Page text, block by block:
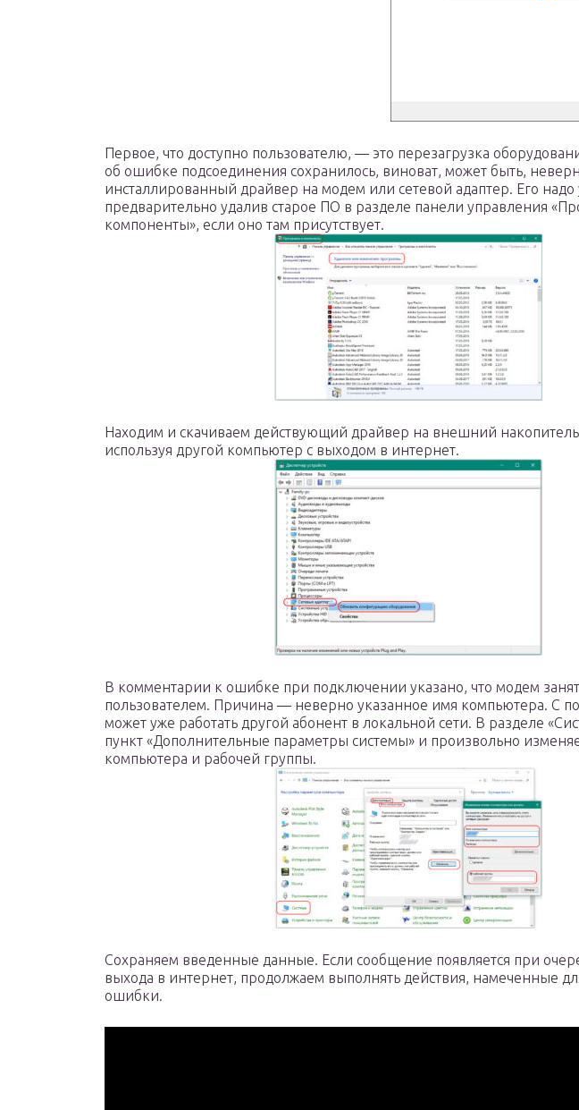
Первое, что доступно пользователю, — это перезагрузка
об ошибке подсоединения сохранилось, виноват, может быть,
инсталлированный драйвер на модем или сетевой адаптер. Его надо
предварительно удалив старое ПО в разделе панели управления
компоненты», если оно там присутствует.
Находим и скачиваем действующий драйвер на внешний
используя другой компьютер с выходом в интернет.
В комментарии к ошибке при подключении указано, что модем
пользователем. Причина — неверно указанное имя компьютера. С
может уже работать другой абонент в локальной сети. В разделе
пункт «Дополнительные параметры системы» и произвольно
компьютера и рабочей группы.
Сохраняем введенные данные. Если сообщение появляется при
выхода в интернет, продолжаем выполнять действия, намеченные
ошибки.